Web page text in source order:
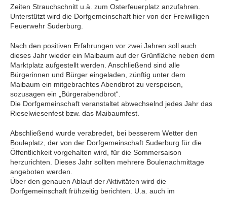
Zeiten Strauchschnitt u.ä. zum Osterfeuerplatz anzufahren.
Unterstützt wird die Dorfgemeinschaft hier von der Freiwilligen
Feuerwehr Suderburg.
Nach den positiven Erfahrungen vor zwei Jahren soll auch
dieses Jahr wieder ein Maibaum auf der Grünfläche neben dem
Marktplatz aufgestellt werden. Anschließend sind alle
Bürgerinnen und Bürger eingeladen, zünftig unter dem
Maibaum ein mitgebrachtes Abendbrot zu verspeisen,
sozusagen ein „Bürgerabendbrot“.
Die Dorfgemeinschaft veranstaltet abwechselnd jedes Jahr das
Rieselwiesenfest bzw. das Maibaumfest.
Abschließend wurde verabredet, bei besserem Wetter den
Bouleplatz, der von der Dorfgemeinschaft Suderburg für die
Öffentlichkeit vorgehalten wird, für die Sommersaison
herzurichten. Dieses Jahr sollten mehrere Boulenachmittage
angeboten werden.
Über den genauen Ablauf der Aktivitäten wird die
Dorfgemeinschaft frühzeitig berichten. U.a. auch im